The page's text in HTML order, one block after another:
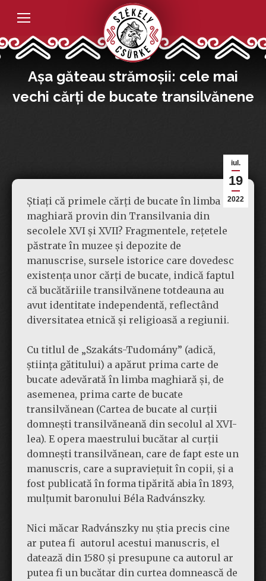
Așa găteau strămoșii: cele mai
vechi cărți de bucate transilvănene
iul.
19
2022
Știați că primele cărți de bucate în limba
maghiară provin din Transilvania din
secolele XVI și XVII? Fragmentele, rețetele
păstrate în muzee și depozite de
manuscrise, sursele istorice care dovedesc
existența unor cărți de bucate, indică faptul
că bucătăriile transilvănene totdeauna au
avut identitate independentă, reflectând
diversitatea etnică și religioasă a regiunii.
Cu titlul de „Szakáts-Tudomány” (adică,
știința gătitului) a apărut prima carte de
bucate adevărată în limba maghiară și, de
asemenea, prima carte de bucate
transilvănean (Cartea de bucate al curții
domnești transilvăneană din secolul al XVI-
lea). E opera maestrului bucătar al curții
domnești transilvănean, care de fapt este un
manuscris, care a supraviețuit în copii, și a
fost publicată în forma tipărită abia în 1893,
mulțumit baronului Béla Radvánszky.
Nici măcar Radvánszky nu știa precis cine
ar putea fi autorul acestui manuscris, el
datează din 1580 și presupune ca autorul ar
putea fi un bucătar din curtea domnească de